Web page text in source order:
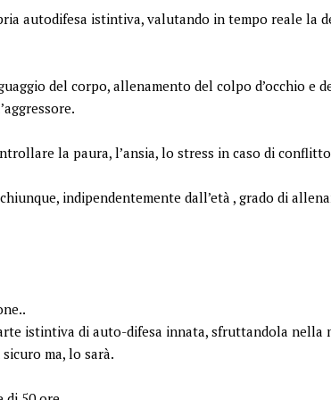
autodifesa istintiva, valutando in tempo reale la
del corpo, allenamento del colpo d’occhio e
la paura, l’ansia, lo stress in caso di
indipendentemente dall’età , grado di
istintiva di auto-difesa innata, sfruttandola nella
ma, lo sarà.